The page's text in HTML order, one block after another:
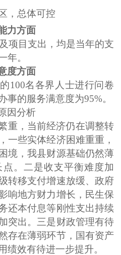
，总体可控
力方面
项目支出，均是当年的支
年。
度方面
100名各界人士进行问卷
事的服务满意度为95%。
因分析
重，当前经济仍在调整转
一些实体经济困难重重，
境，我县财源基础仍然薄
。二是收支平衡难度加
转移支付增速放缓、政府
响地方财力增长，民生保
还本付息等刚性支出持续
突出。三是财政管理有待
存在薄弱环节，国有资产
绩效有待进一步提升。